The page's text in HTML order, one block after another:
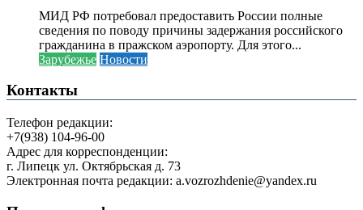
МИД РФ потребовал предоставить России полные
сведения по поводу причины задержания российского
гражданина в пражском аэропорту. Для этого...
Зарубежье Новости
Контакты
Телефон редакции:
+7(938) 104-96-00
Адрес для корреспонденции:
г. Липецк ул. Октябрьская д. 73
Электронная почта редакции: a.vozrozhdenie@yandex.ru